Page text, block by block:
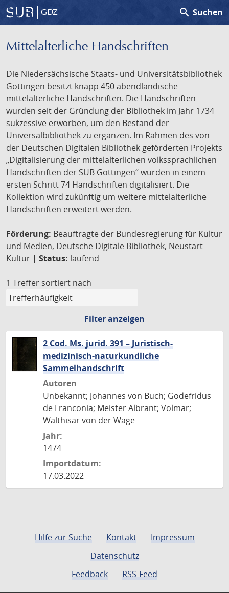
GDZ search Suchen
Mittelalterliche Handschriften
Die Niedersächsische Staats- und Universitätsbibliothek
Göttingen besitzt knapp 450 abendländische
mittelalterliche Handschriften. Die Handschriften
wurden seit der Gründung der Bibliothek im Jahr 1734
sukzessive erworben, um den Bestand der
Universalbibliothek zu ergänzen. Im Rahmen des von
der Deutschen Digitalen Bibliothek geförderten Projekts
„Digitalisierung der mittelalterlichen volkssprachlichen
Handschriften der SUB Göttingen“ wurden in einem
ersten Schritt 74 Handschriften digitalisiert. Die
Kollektion wird zukünftig um weitere mittelalterliche
Handschriften erweitert werden.
Förderung: Beauftragte der Bundesregierung für Kultur
und Medien, Deutsche Digitale Bibliothek, Neustart
Kultur | Status: laufend
1 Treffer sortiert nach
Filter anzeigen
2 Cod. Ms. jurid. 391 – Juristisch-
medizinisch-naturkundliche
Sammelhandschrift
Autoren
Unbekannt; Johannes von Buch; Godefridus
de Franconia; Meister Albrant; Volmar;
Walthisar von der Wage
Jahr:
1474
Importdatum:
17.03.2022
Hilfe zur Suche Kontakt
Impressum
Datenschutz
Feedback
RSS-Feed